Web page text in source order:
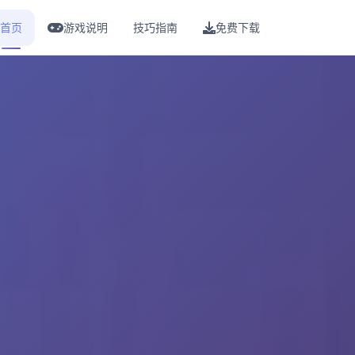
首页 游戏说明 技巧指南 免费下载